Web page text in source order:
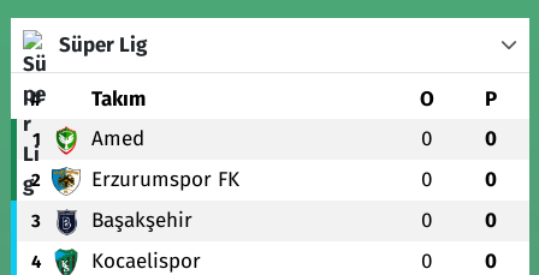
Süper Lig
# Takım O P
1 Amed 0 0
2 Erzurumspor FK 0 0
3 Başakşehir 0 0
4 Kocaelispor 0 0